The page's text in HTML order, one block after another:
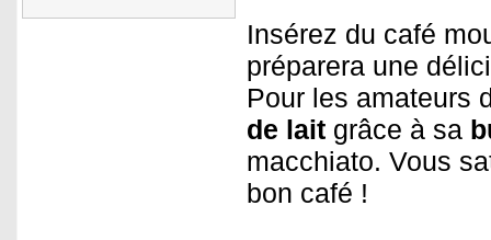
Insérez du café
préparera une
Pour les amateurs
de lait grâce à sa
macchiato. Vous
bon café !